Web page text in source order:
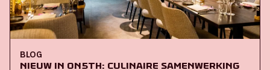
BLOG
Nieuw in ON5th: culinaire samenwerking